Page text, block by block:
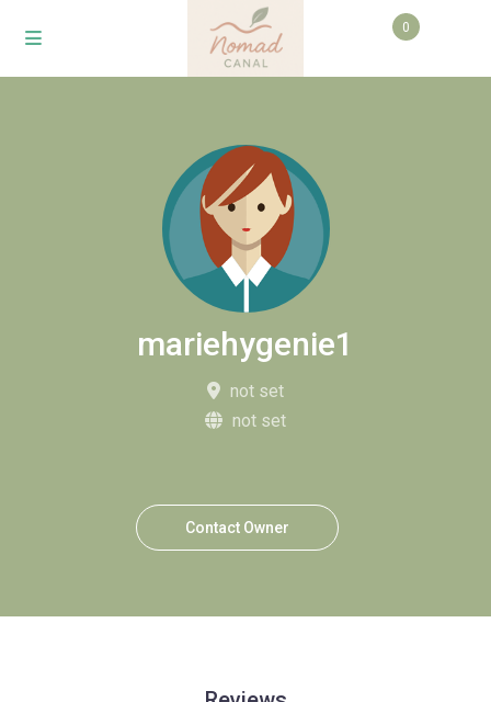
0
mariehygenie1
not set
not set
Contact Owner